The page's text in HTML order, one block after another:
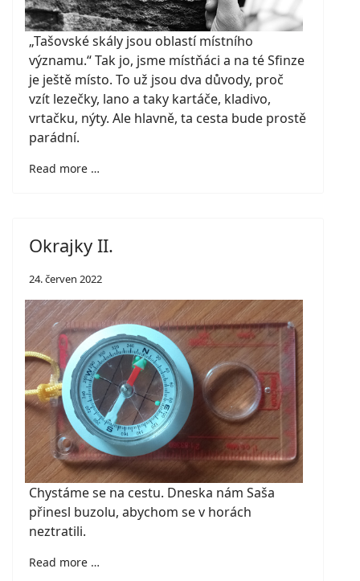
„Tašovské skály jsou oblastí místního
významu.“ Tak jo, jsme místňáci a na té Sfinze
je ještě místo. To už jsou dva důvody, proč
vzít lezečky, lano a taky kartáče, kladivo,
vrtačku, nýty. Ale hlavně, ta cesta bude prostě
parádní.
Read more …
Okrajky II.
24. červen 2022
Chystáme se na cestu. Dneska nám Saša
přinesl buzolu, abychom se v horách
neztratili.
Read more …